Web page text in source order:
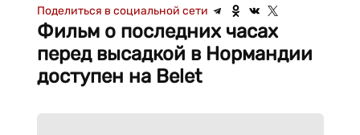
Поделиться в социальной сети
Фильм о последних часах
перед высадкой в Нормандии
доступен на Belet